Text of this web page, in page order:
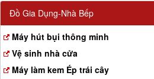
Đồ Gia Dụng-Nhà Bếp
Máy hút bụi thông minh
Vệ sinh nhà cửa
Máy làm kem Ép trái cây